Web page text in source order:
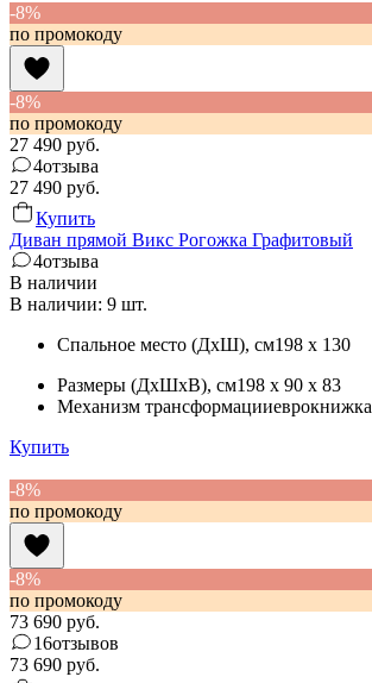
-8%
по промокоду
-8%
по промокоду
27 490 руб.
4отзыва
27 490 руб.
Купить
Диван прямой Викс Рогожка Графитовый
4отзыва
В наличии
В наличии: 9 шт.
Спальное место (ДхШ), см198 x 130
Размеры (ДхШхВ), см198 x 90 x 83
Механизм трансформацииеврокнижка
Купить
-8%
по промокоду
-8%
по промокоду
73 690 руб.
16отзывов
73 690 руб.